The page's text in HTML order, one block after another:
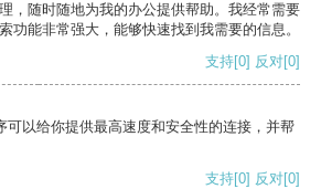
，随时随地为我的办公提供帮助。我经常需要
功能非常强大，能够快速找到我需要的信息。
支持[0] 反对[0]
可以给你提供最高速度和安全性的连接，并帮
支持[0] 反对[0]